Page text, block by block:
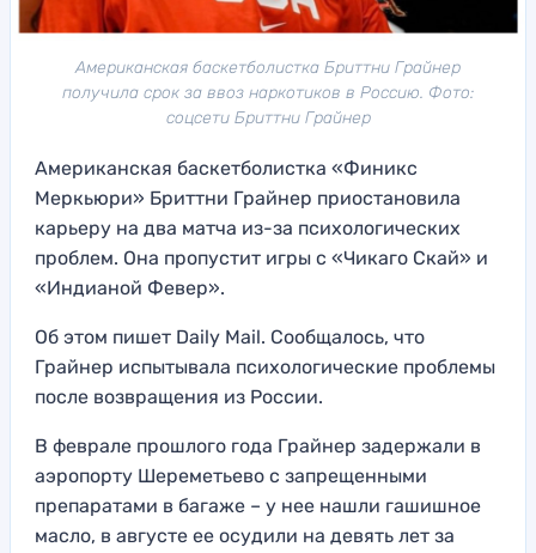
Американская баскетболистка Бриттни Грайнер
получила срок за ввоз наркотиков в Россию. Фото:
соцсети Бриттни Грайнер
Американская баскетболистка «Финикс
Меркьюри» Бриттни Грайнер приостановила
карьеру на два матча из-за психологических
проблем. Она пропустит игры с «Чикаго Скай» и
«Индианой Февер».
Об этом пишет Daily Mail. Сообщалось, что
Грайнер испытывала психологические проблемы
после возвращения из России.
В феврале прошлого года Грайнер задержали в
аэропорту Шереметьево с запрещенными
препаратами в багаже – у нее нашли гашишное
масло, в августе ее осудили на девять лет за